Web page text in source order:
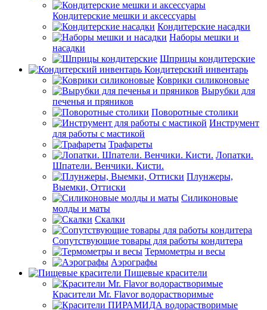
Кондитерские мешки и аксессуары
Кондитерские насадки
Наборы мешки и
насадки
Шприцы кондитерские
Кондитерский инвентарь
Коврики силиконовые
Вырубки для
печенья и пряников
Поворотные столики
Инструмент
для работы с мастикой
Трафареты
Лопатки.
Шпатели. Венчики. Кисти.
Плунжеры,
Выемки, Оттиски
Силиконовые
молды и маты
Скалки
Сопутствующие товары для работы кондитера
Термометры и весы
Аэрографы
Пищевые красители
Красители Mr. Flavor водорастворимые